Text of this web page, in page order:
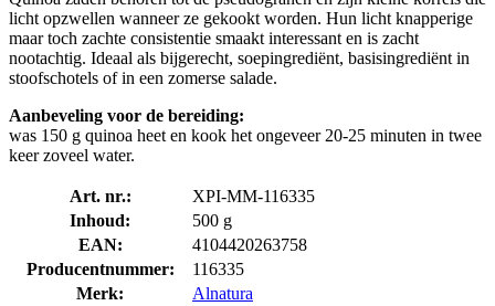
licht opzwellen wanneer ze gekookt worden. Hun licht knapperige
maar toch zachte consistentie smaakt interessant en is zacht
nootachtig. Ideaal als bijgerecht, soepingrediënt, basisingrediënt in
stoofschotels of in een zomerse salade.
Aanbeveling voor de bereiding:
was 150 g quinoa heet en kook het ongeveer 20-25 minuten in twee
keer zoveel water.
Art. nr.:
XPI-MM-116335
Inhoud:
500 g
EAN:
4104420263758
Producentnummer:
116335
Merk:
Alnatura